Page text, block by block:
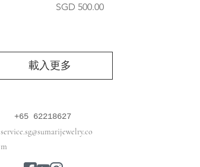
價格
SGD 500.00
載入更多
+65 62218627
service.sg@sumarijewelry.co
m